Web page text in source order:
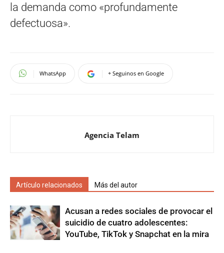
la demanda como «profundamente
defectuosa».
WhatsApp + Seguinos en Google
Agencia Telam
Artículo relacionados Más del autor
Acusan a redes sociales de provocar el
suicidio de cuatro adolescentes:
YouTube, TikTok y Snapchat en la mira